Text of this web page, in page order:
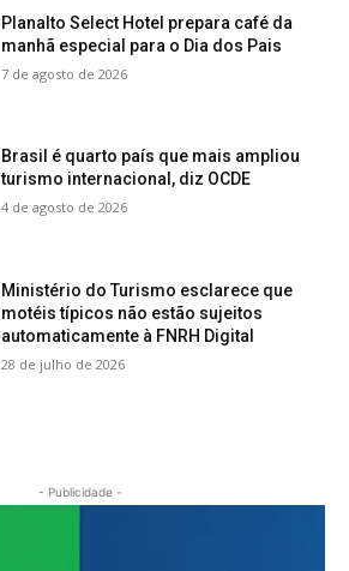
Planalto Select Hotel prepara café da
manhã especial para o Dia dos Pais
7 de agosto de 2026
Brasil é quarto país que mais ampliou
turismo internacional, diz OCDE
4 de agosto de 2026
Ministério do Turismo esclarece que
motéis típicos não estão sujeitos
automaticamente à FNRH Digital
28 de julho de 2026
- Publicidade -